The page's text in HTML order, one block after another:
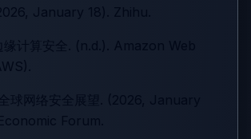
January 18). Zhihu.
缘计算安全. (n.d.). Amazon Web
球网络安全展望. (2026, January
Forum.